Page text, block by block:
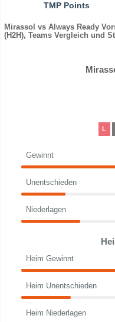
TMP Points
Mirassol vs Always Ready
(H2H), Teams Vergleich und
L
Gewinnt
Unentschieden
Niederlagen
Heim Gewinnt
Heim Unentschieden
Heim Niederlagen